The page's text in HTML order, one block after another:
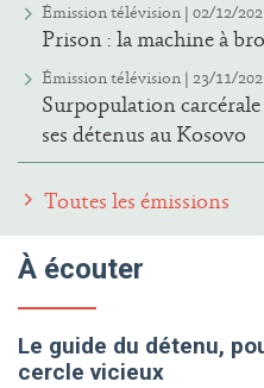
Émission télévision | 02/12/
Prison : la machine à
Émission télévision | 23/11/
Surpopulation
ses détenus au Kosovo
Toutes les émissions
À écouter
Le guide du détenu,
cercle vicieux